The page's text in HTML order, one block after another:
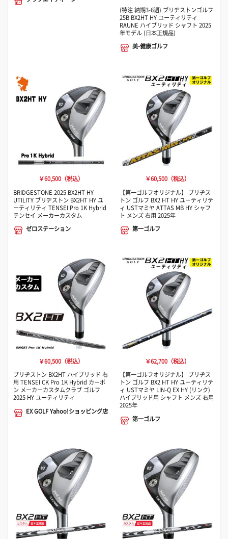
(特注 納期3-6週) ブリヂストンゴルフ
25B BX2HT HY ユーティリティ
RAUNE ハイブリッド シャフト 2025
年モデル (日本正規品)
美-健康ゴルフ
￥60,500（税込）
BRIDGESTONE 2025 BX2HT HY
UTILITY ブリヂストン BX2HT HY ユ
ーティリティ TENSEI Pro 1K Hybrid
テンセイ メーカーカスタム
ゼロステーション
￥60,500（税込）
【第一ゴルフオリジナル】 ブリヂス
トン ゴルフ BX2 HT HY ユーティリテ
ィ USTマミヤ ATTAS MB HY シャフ
ト メンズ 右用 2025年
第一ゴルフ
￥60,500（税込）
ブリヂストン BX2HT ハイブリッド 右
用 TENSEI CK Pro 1K Hybrid カーボ
ン メーカーカスタムクラブ ゴルフ
2025 HY ユーティリティ
EX GOLF Yahoo!ショッピング店
￥62,700（税込）
【第一ゴルフオリジナル】 ブリヂス
トン ゴルフ BX2 HT HY ユーティリテ
ィ USTマミヤ LIN-Q EX HY (リンク)
ハイブリッド用 シャフト メンズ 右用
2025年
第一ゴルフ